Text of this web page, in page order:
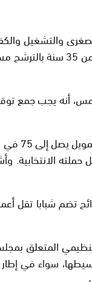
والتشغيل
عليه المجلس
أنه يجب جمع
على نحو 35 مليون
سواء في إطار